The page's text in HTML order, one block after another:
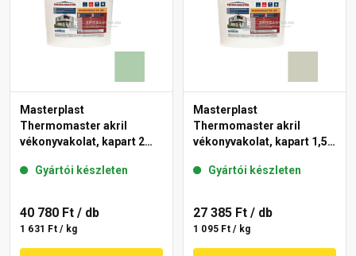
Masterplast
Thermomaster akril
vékonyvakolat, kapart 2
Gyártói készleten
40 780 Ft / db
1 631 Ft / kg
Masterplast
Thermomaster akril
vékonyvakolat, kapart 1,5
Gyártói készleten
27 385 Ft / db
1 095 Ft / kg